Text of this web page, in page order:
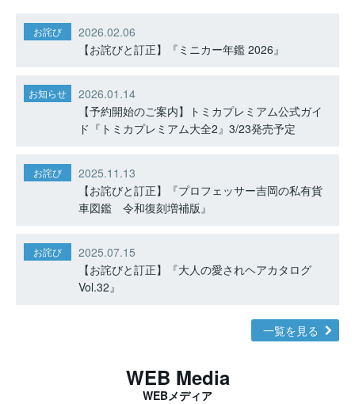
お詫び
2026.02.06
【お詫びと訂正】『ミニカー年鑑 2026』
お知らせ
2026.01.14
【予約開始のご案内】トミカプレミアム公式ガイ
ド『トミカプレミアム大全2』3/23発売予定
お詫び
2025.11.13
【お詫びと訂正】『プロフェッサー吉岡の私有貨
車図鑑 令和復刻増補版』
お詫び
2025.07.15
【お詫びと訂正】『大人の愛されヘアカタログ
Vol.32』
一覧を見る
WEB Media
WEBメディア